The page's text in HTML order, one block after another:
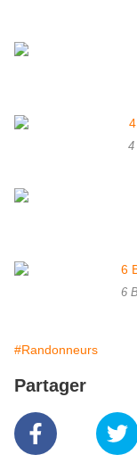
4
6
#Randonneurs
Partager